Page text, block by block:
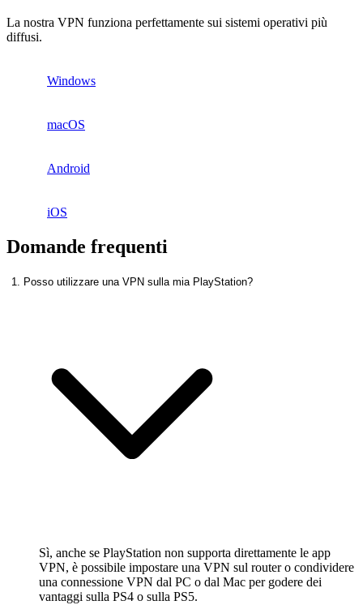
La nostra VPN funziona perfettamente sui sistemi operativi più
diffusi.
Windows
macOS
Android
iOS
Domande frequenti
1. Posso utilizzare una VPN sulla mia PlayStation?
Sì, anche se PlayStation non supporta direttamente le app
VPN, è possibile impostare una VPN sul router o condividere
una connessione VPN dal PC o dal Mac per godere dei
vantaggi sulla PS4 o sulla PS5.